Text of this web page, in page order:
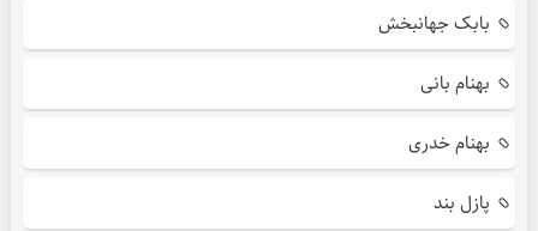
بابک جهانبخش
بهنام بانی
بهنام خدری
پازل بند